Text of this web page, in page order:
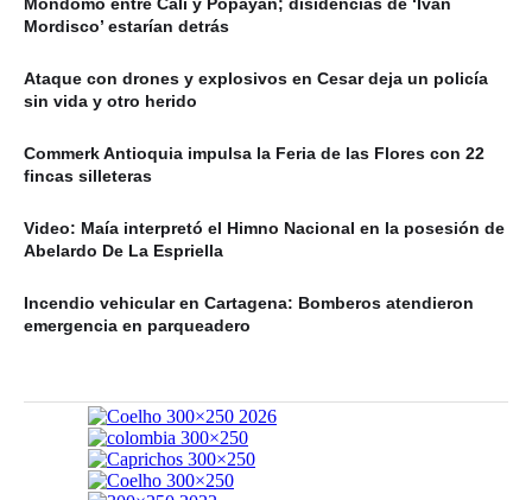
Mordisco’ estarían detrás
Ataque con drones y explosivos en Cesar deja un policía
sin vida y otro herido
Commerk Antioquia impulsa la Feria de las Flores con 22
fincas silleteras
Video: Maía interpretó el Himno Nacional en la posesión de
Abelardo De La Espriella
Incendio vehicular en Cartagena: Bomberos atendieron
emergencia en parqueadero